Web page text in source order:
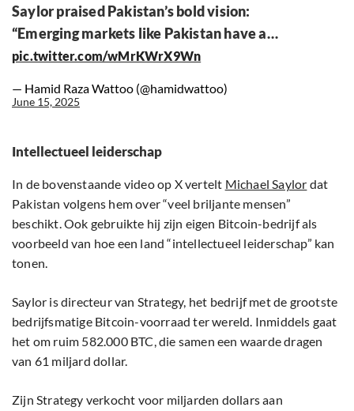
Saylor praised Pakistan’s bold vision:
“Emerging markets like Pakistan have a…
pic.twitter.com/wMrKWrX9Wn
— Hamid Raza Wattoo (@hamidwattoo)
June 15, 2025
Intellectueel leiderschap
In de bovenstaande video op X vertelt Michael Saylor dat
Pakistan volgens hem over “veel briljante mensen”
beschikt. Ook gebruikte hij zijn eigen Bitcoin-bedrijf als
voorbeeld van hoe een land “intellectueel leiderschap” kan
tonen.
Saylor is directeur van Strategy, het bedrijf met de grootste
bedrijfsmatige Bitcoin-voorraad ter wereld. Inmiddels gaat
het om ruim 582.000 BTC, die samen een waarde dragen
van 61 miljard dollar.
Zijn Strategy verkocht voor miljarden dollars aan